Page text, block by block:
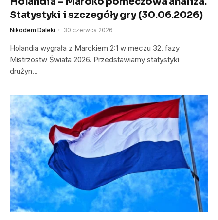
Statystyki i szczegóły gry (30.06.2026)
Nikodem Daleki 30 czerwca 2026
Holandia wygrała z Marokiem 2:1 w meczu 32. fazy
Mistrzostw Świata 2026. Przedstawiamy statystyki
drużyn…